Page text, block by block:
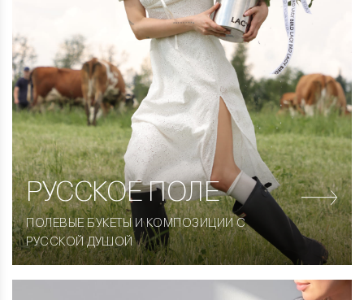
РУССКОЕ ПОЛЕ
ПОЛЕВЫЕ БУКЕТЫ И КОМПОЗИЦИИ С
РУССКОЙ ДУШОЙ